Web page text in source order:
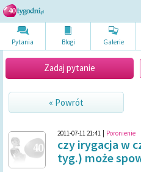
Pytania Blogi Galerie
Zadaj pytanie
« Powrót
2011-07-11 21:41 Poronienie
czy irygacja w
tyg.) może